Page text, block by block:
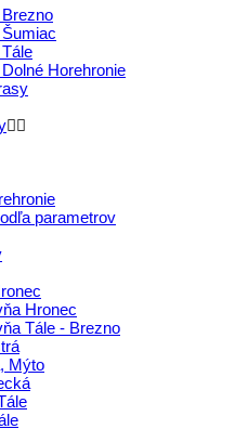
Horehronie
parametrov
Hronec
Tále - Brezno
Mýto